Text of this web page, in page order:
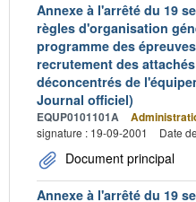
Annexe à l'arrêté du 19
règles d'organisation
programme des
recrutement des
déconcentrés de
Journal officiel)
EQUP0101101A
signature : 19-09-2001
Date
Document principal
Annexe à l'arrêté du 19